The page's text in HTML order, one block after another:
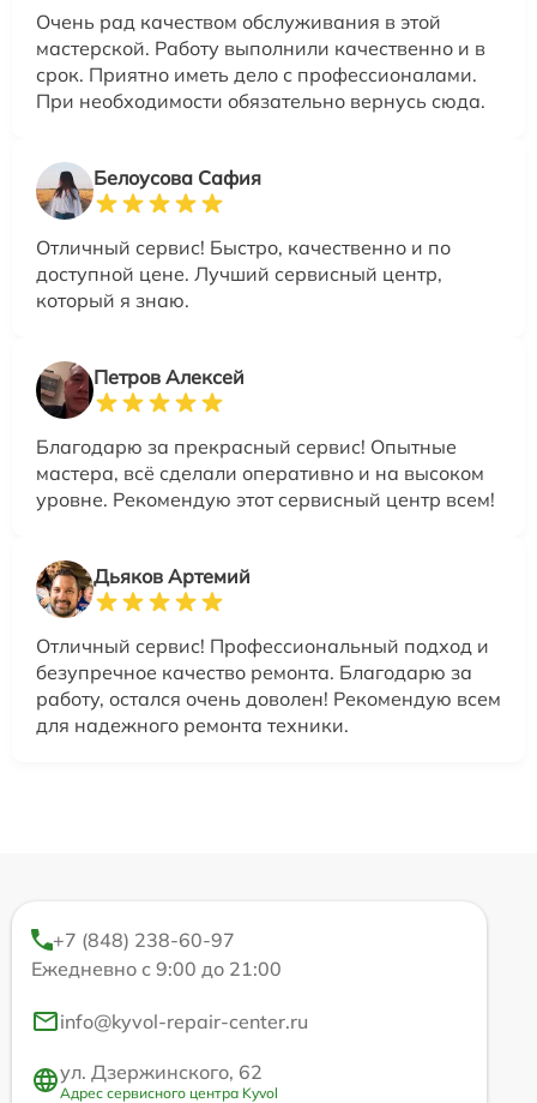
Очень рад качеством обслуживания в этой
мастерской. Работу выполнили качественно и в
срок. Приятно иметь дело с профессионалами.
При необходимости обязательно вернусь сюда.
Белоусова Сафия
Отличный сервис! Быстро, качественно и по
доступной цене. Лучший сервисный центр,
который я знаю.
Петров Алексей
Благодарю за прекрасный сервис! Опытные
мастера, всё сделали оперативно и на высоком
уровне. Рекомендую этот сервисный центр всем!
Дьяков Артемий
Отличный сервис! Профессиональный подход и
безупречное качество ремонта. Благодарю за
работу, остался очень доволен! Рекомендую всем
для надежного ремонта техники.
+7 (848) 238-60-97
Ежедневно с 9:00 до 21:00
info@kyvol-repair-center.ru
ул. Дзержинского, 62
Адрес сервисного центра Kyvol